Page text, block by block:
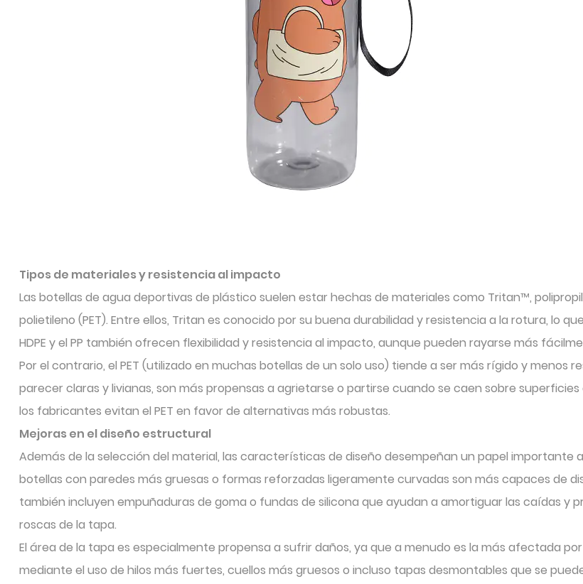
Tipos de materiales y resistencia al impacto
Las botellas de agua deportivas de plástico suelen estar hechas de materiales como Tritan™,
polietileno (PET). Entre ellos, Tritan es conocido por su buena durabilidad y resistencia a la rotura, lo
HDPE y el PP también ofrecen flexibilidad y resistencia al impacto, aunque pueden rayarse más
Por el contrario, el PET (utilizado en muchas botellas de un solo uso) tiende a ser más rígido y menos
parecer claras y livianas, son más propensas a agrietarse o partirse cuando se caen sobre
los fabricantes evitan el PET en favor de alternativas más robustas.
Mejoras en el diseño estructural
Además de la selección del material, las características de diseño desempeñan un papel importante
botellas con paredes más gruesas o formas reforzadas ligeramente curvadas son más capaces de
también incluyen empuñaduras de goma o fundas de silicona que ayudan a amortiguar las caídas y
roscas de la tapa.
El área de la tapa es especialmente propensa a sufrir daños, ya que a menudo es la más afectada
mediante el uso de hilos más fuertes, cuellos más gruesos o incluso tapas desmontables que se